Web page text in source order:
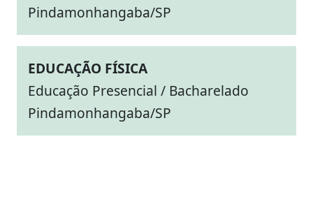
Pindamonhangaba/SP
EDUCAÇÃO FÍSICA
Educação Presencial / Bacharelado
Pindamonhangaba/SP